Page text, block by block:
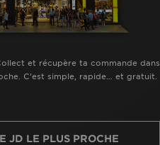
et récupère ta commande dans
C’est simple, rapide… et gratuit.
JD LE PLUS PROCHE